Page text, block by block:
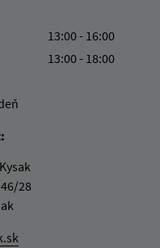
13:00 - 16:00
13:00 - 18:00
28